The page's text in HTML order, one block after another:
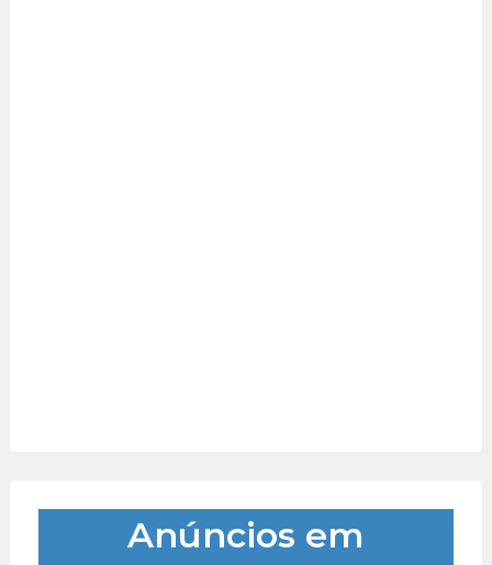
Anúncios em